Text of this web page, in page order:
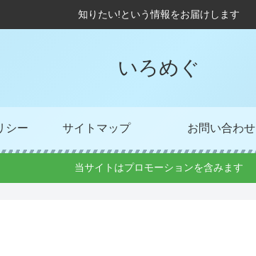
知りたい!という情報をお届けします
いろめぐ
シー サイトマップ お問い合わせ
当サイトはプロモーションを含みます